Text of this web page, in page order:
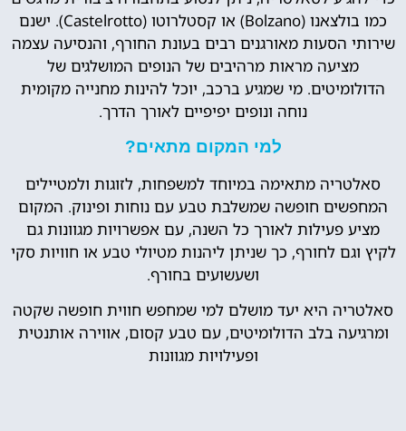
כמו בולצאנו (Bolzano) או קסטלרוטו (Castelrotto). ישנם
שירותי הסעות מאורגנים רבים בעונת החורף, והנסיעה עצמה
מציעה מראות מרהיבים של הנופים המושלגים של
הדולומיטים. מי שמגיע ברכב, יוכל להינות מחנייה מקומית
נוחה ונופים יפיפיים לאורך הדרך.
למי המקום מתאים?
סאלטריה מתאימה במיוחד למשפחות, לזוגות ולמטיילים
המחפשים חופשה שמשלבת טבע עם נוחות ופינוק. המקום
מציע פעילות לאורך כל השנה, עם אפשרויות מגוונות גם
לקיץ וגם לחורף, כך שניתן ליהנות מטיולי טבע או חוויות סקי
ושעשועים בחורף.
סאלטריה היא יעד מושלם למי שמחפש חווית חופשה שקטה
ומרגיעה בלב הדולומיטים, עם טבע קסום, אווירה אותנטית
ופעילויות מגוונות